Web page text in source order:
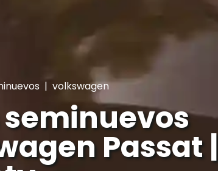
| volkswagen
Passat |